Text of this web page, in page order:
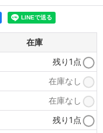
在庫
残り1点
在庫なし
在庫なし
残り1点